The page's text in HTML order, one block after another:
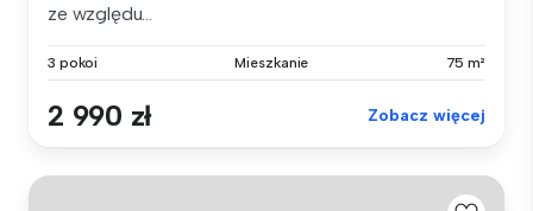
ze względu...
3 pokoi Mieszkanie 75 m²
2 990 zł Zobacz więcej